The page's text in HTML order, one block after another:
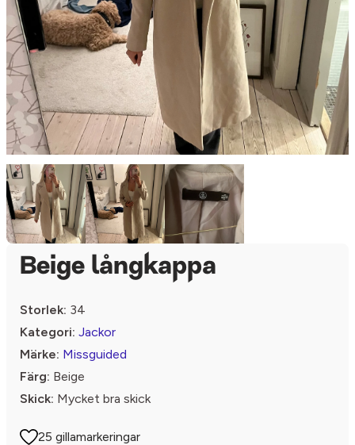
Beige långkappa
Storlek: 34
Kategori: Jackor
Märke: Missguided
Färg: Beige
Skick: Mycket bra skick
25 gillamarkeringar